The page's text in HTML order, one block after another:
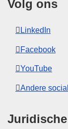
Volg ons
LinkedIn
Facebook
YouTube
Andere